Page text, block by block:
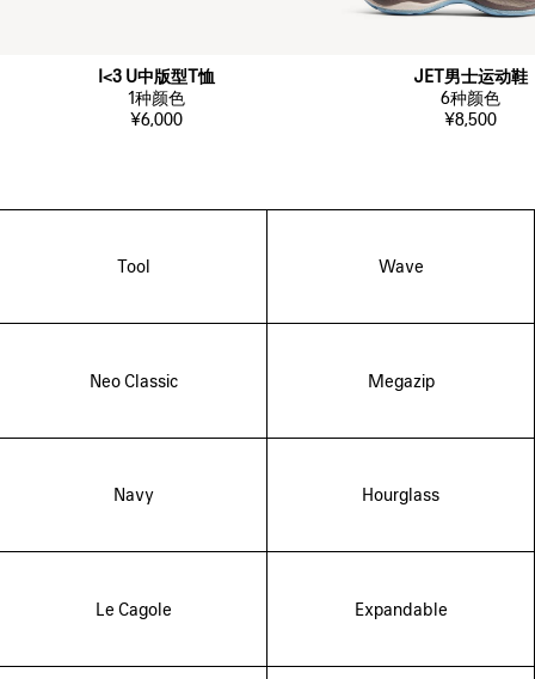
I<3 U中版型T恤
1种颜色
¥6,000
JET男士运动鞋
6种颜色
¥8,500
Tool Wave
Neo Classic Megazip
Navy Hourglass
Le Cagole Expandable